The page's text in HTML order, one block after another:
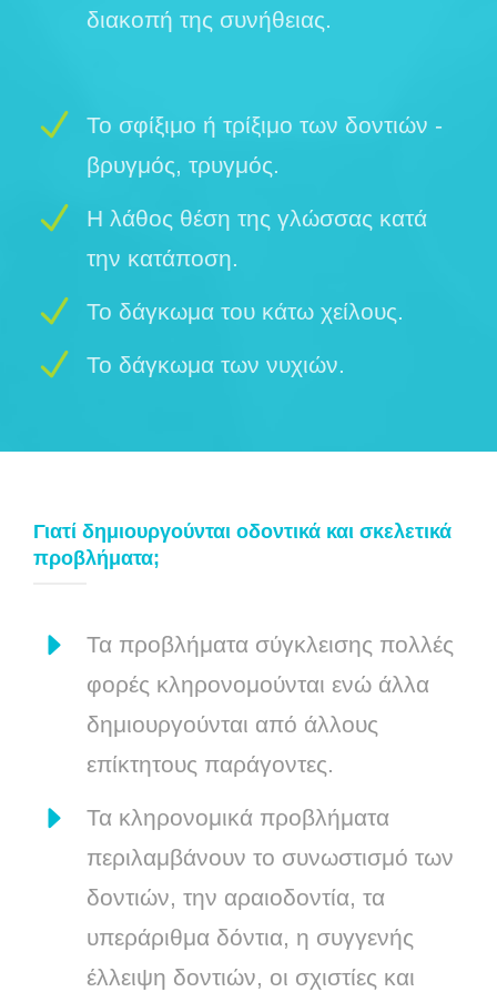
διακοπή της συνήθειας.
Το σφίξιμο ή τρίξιμο των δοντιών -
βρυγμός, τρυγμός.
Η λάθος θέση της γλώσσας κατά
την κατάποση.
Το δάγκωμα του κάτω χείλους.
Το δάγκωμα των νυχιών.
Γιατί δημιουργούνται οδοντικά και σκελετικά
προβλήματα;
Τα προβλήματα σύγκλεισης πολλές
φορές κληρονομούνται ενώ άλλα
δημιουργούνται από άλλους
επίκτητους παράγοντες.
Τα κληρονομικά προβλήματα
περιλαμβάνουν το συνωστισμό των
δοντιών, την αραιοδοντία, τα
υπεράριθμα δόντια, η συγγενής
έλλειψη δοντιών, οι σχιστίες και